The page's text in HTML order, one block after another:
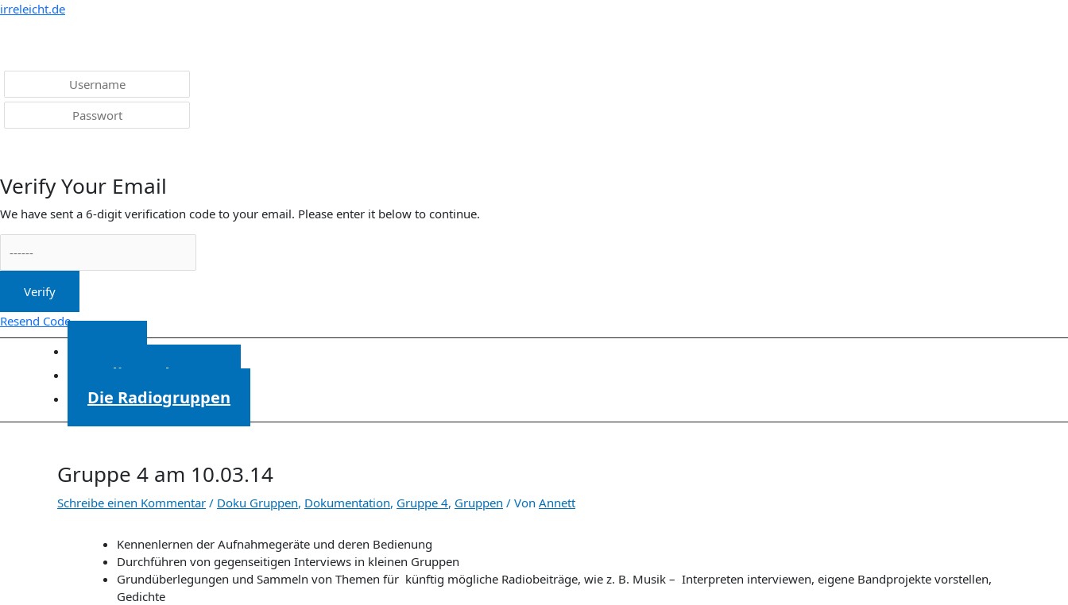
irreleicht.de
Verify Your Email
We have sent a 6-digit verification code to your email. Please enter it below to continue.
Verify
Resend Code
Menü
Radiosendungen
Die Radiogruppen
Gruppe 4 am 10.03.14
Schreibe einen Kommentar / Doku Gruppen, Dokumentation, Gruppe 4, Gruppen / Von Annett
Kennenlernen der Aufnahmegeräte und deren Bedienung
Durchführen von gegenseitigen Interviews in kleinen Gruppen
Grundüberlegungen und Sammeln von Themen für künftig mögliche Radiobeiträge, wie z. B. Musik – Interpreten interviewen, eigene Bandprojekte vorstellen,
Gedichte